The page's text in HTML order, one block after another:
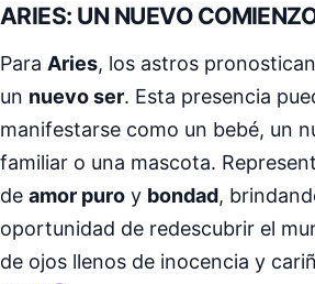
ARIES: UN NUEVO
Para Aries, los astros
un nuevo ser. Esta presencia
manifestarse como un bebé, un
familiar o una mascota.
de amor puro y bondad,
oportunidad de redescubrir el
de ojos llenos de inocencia y